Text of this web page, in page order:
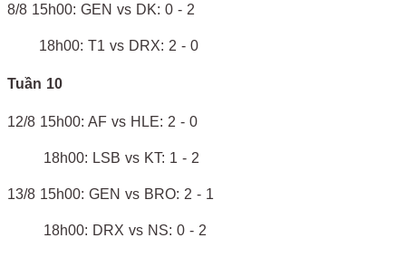
8/8 15h00: GEN vs DK: 0 - 2
18h00: T1 vs DRX: 2 - 0
Tuần 10
12/8 15h00: AF vs HLE: 2 - 0
18h00: LSB vs KT: 1 - 2
13/8 15h00: GEN vs BRO: 2 - 1
18h00: DRX vs NS: 0 - 2